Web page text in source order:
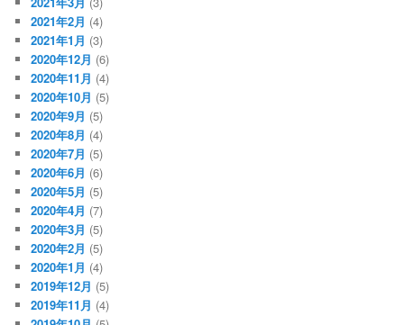
2021年2月 (4)
2021年1月 (3)
2020年12月 (6)
2020年11月 (4)
2020年10月 (5)
2020年9月 (5)
2020年8月 (4)
2020年7月 (5)
2020年6月 (6)
2020年5月 (5)
2020年4月 (7)
2020年3月 (5)
2020年2月 (5)
2020年1月 (4)
2019年12月 (5)
2019年11月 (4)